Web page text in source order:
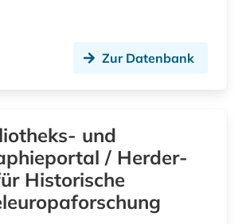
stadtgeschichte &lt;fach&gt; (1)
stadtgestaltung (1)
Zur Datenbank
und
/ Herder-
Historische